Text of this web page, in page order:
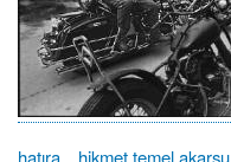
hatıra hikmet temel akarsu